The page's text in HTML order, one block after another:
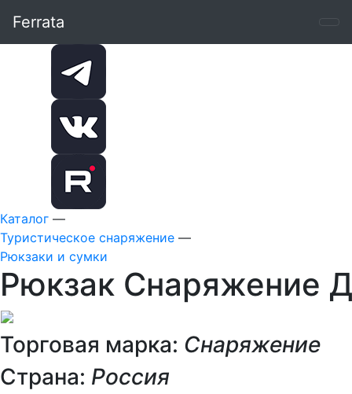
Ferrata
Каталог —
Туристическое снаряжение —
Рюкзаки и сумки
Рюкзак Снаряжение
Торговая марка: Снаряжение
Страна: Россия